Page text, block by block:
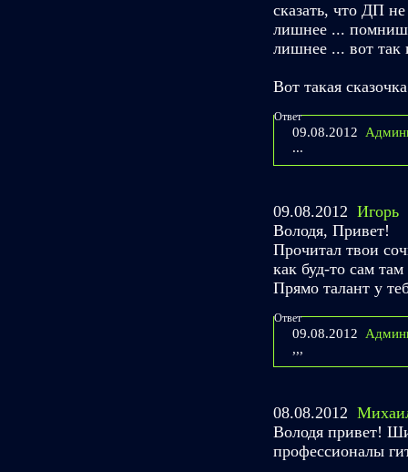
сказать, что ДП
лишнее ...
лишнее ... вот так
Вот такая
Ответ
09.08.2012
...
09.08.2012 Игорь
Володя, Привет!
Прочитал твои
как буд-то сам
Прямо талант у
Ответ
09.08.2012
,,,
08.08.2012
Володя привет!
профессионалы